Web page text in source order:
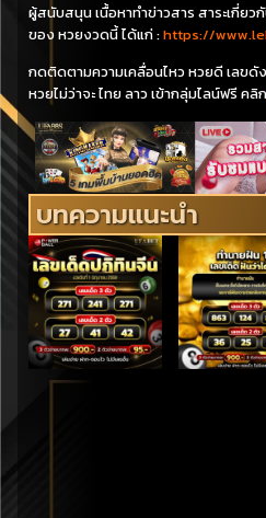
ผู้สนับสนุน เนื้อหาทำข่าวสาร สาระเกี่ย
ของ หวยงวดนี้ ได้แก่ :https://
กดติดตามความเคลื่อนไหว หวยดี เลขดั
หวยไม่ว่าจะ ไทย ลาว เข้ากลุ่มไลน์ฟรี คลิ
บทความแนะนำ